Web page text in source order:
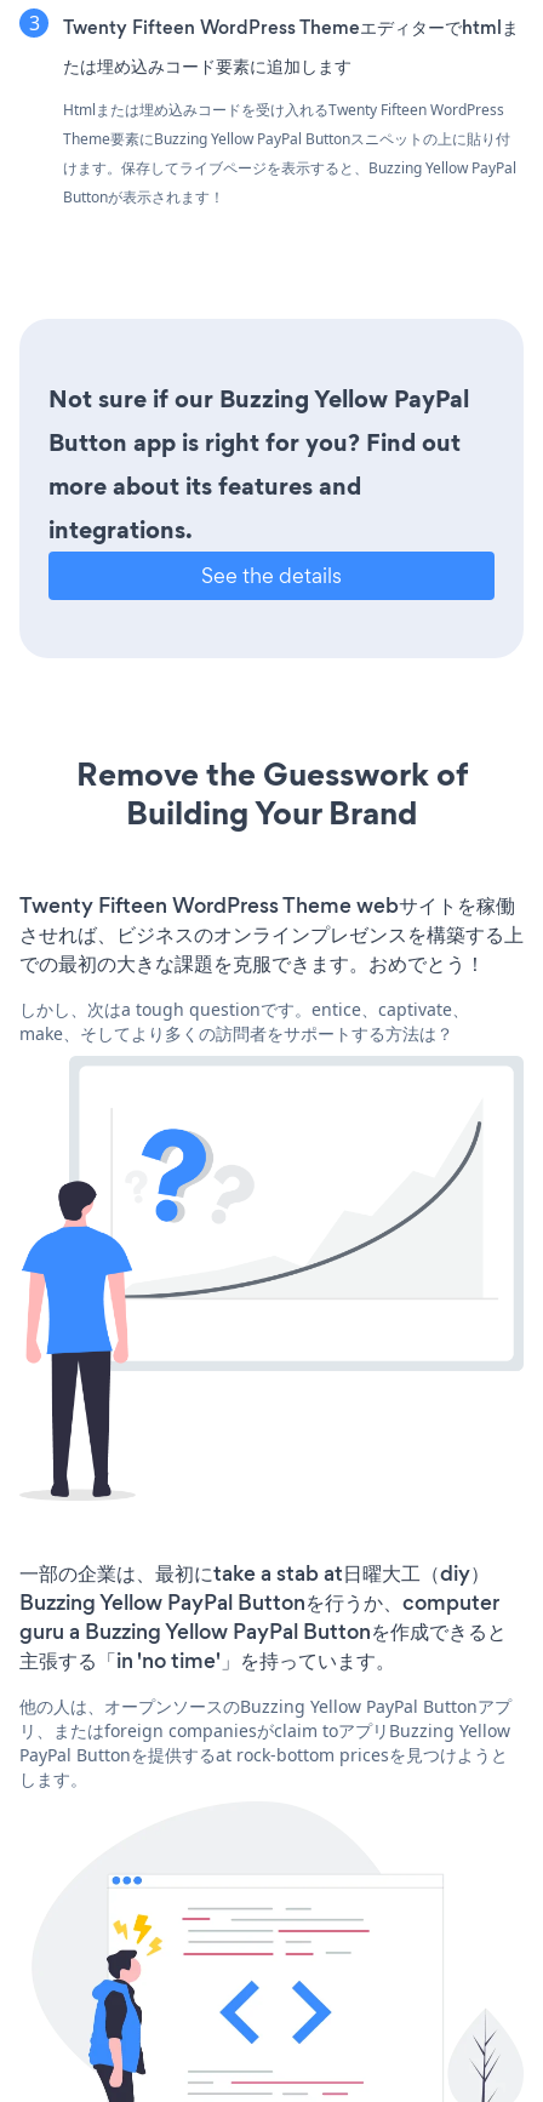
Twenty Fifteen WordPress Themeエディターでhtmlま
たは埋め込みコード要素に追加します
Htmlまたは埋め込みコードを受け入れるTwenty Fifteen WordPress
Theme要素にBuzzing Yellow PayPal Buttonスニペットの上に貼り付
けます。保存してライブページを表示すると、Buzzing Yellow PayPal
Buttonが表示されます！
Not sure if our Buzzing Yellow PayPal
Button app is right for you? Find out
more about its features and
integrations.
See the details
Remove the Guesswork of
Building Your Brand
Twenty Fifteen WordPress Theme webサイトを稼働
させれば、ビジネスのオンラインプレゼンスを構築する上
での最初の大きな課題を克服できます。おめでとう！
しかし、次はa tough questionです。entice、captivate、
make、そしてより多くの訪問者をサポートする方法は？
一部の企業は、最初にtake a stab at日曜大工（diy）
Buzzing Yellow PayPal Buttonを行うか、computer
guru a Buzzing Yellow PayPal Buttonを作成できると
主張する「in 'no time'」を持っています。
他の人は、オープンソースのBuzzing Yellow PayPal Buttonアプ
リ、またはforeign companiesがclaim toアプリBuzzing Yellow
PayPal Buttonを提供するat rock-bottom pricesを見つけようと
します。